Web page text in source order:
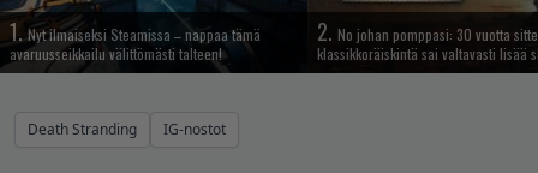
1. Nyt ilmaiseksi Steamissa – nappaa tämä
avaruusseikkailu välittömästi talteen!
2. No johan pomppasi: 30 vuotta
klassikkoräiskintä sai valtavasti lisää
Death Stranding IG-nostot